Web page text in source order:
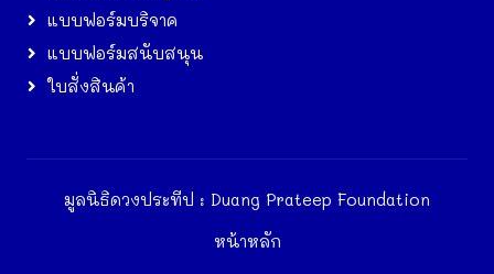
แบบฟอร์มบริจาค
แบบฟอร์มสนับสนุน
ใบสั่งสินค้า
มูลนิธิดวงประทีป : Duang Prateep Foundation
หน้าหลัก